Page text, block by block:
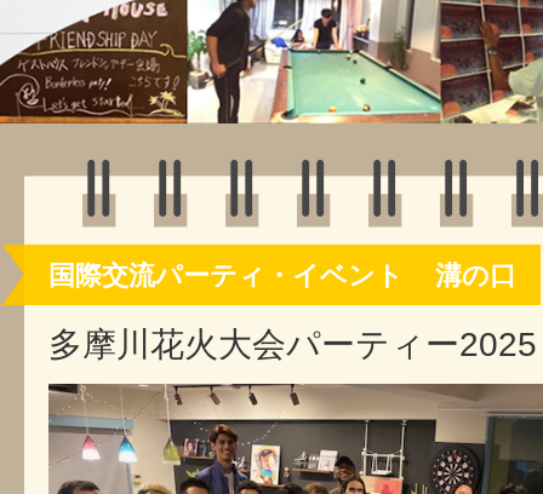
国際交流パーティ・イベント 溝の口
多摩川花火大会パーティー